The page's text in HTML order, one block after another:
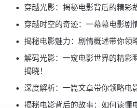
穿越光影：揭秘电影背后的精彩
穿越时空的奇迹：一幕幕电影剧
揭秘电影魅力：剧情概述带你领
解码光影：一窥电影世界的精彩
揭晓！
深度解析：一篇文章带你领略电
揭秘电影背后的故事：如何读懂